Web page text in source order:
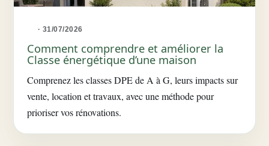
· 31/07/2026
Comment comprendre et améliorer la
Classe énergétique d’une maison
Comprenez les classes DPE de A à G, leurs impacts sur
vente, location et travaux, avec une méthode pour
prioriser vos rénovations.